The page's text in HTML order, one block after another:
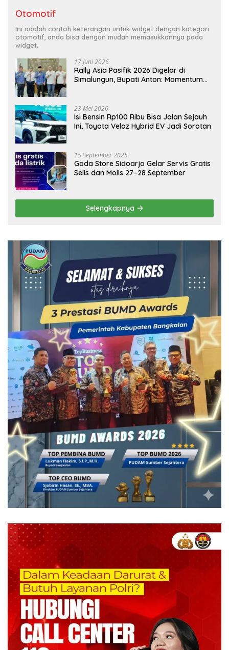
Otomotif
Ini adalah contoh keterangan untuk widget dengan kategori
otomotif, anda bisa dengan mudah memasukkannya pada
widget.
17 Juni 2026
Rally Asia Pasifik 2026 Digelar di
Simalungun, Bupati Anton: Momentum
23 Mei 2026
Isi Bensin Rp100 Ribu Bisa Jalan Sejauh
Ini, Toyota Veloz Hybrid EV Jadi Sorotan
15 September 2025
Goda Store Sidoarjo Gelar Servis Gratis
Selis dan Molis 27–28 September
Selengkapnya